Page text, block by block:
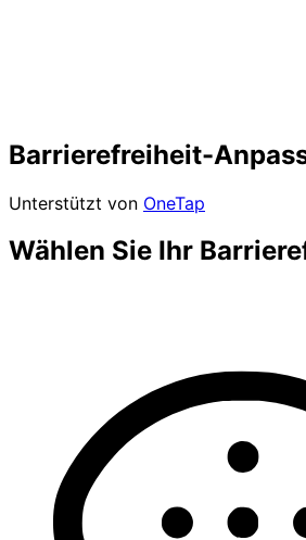
Barrierefreiheit-
Unterstützt von OneTap
Wählen Sie Ihr